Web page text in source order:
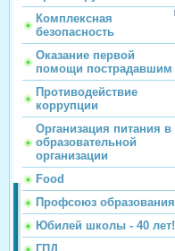
Комплексная
безопасность
Оказание первой
помощи пострадавшим
Противодействие
коррупции
Организация питания в
образовательной
организации
Food
Профсоюз образования
Юбилей школы - 40 лет!